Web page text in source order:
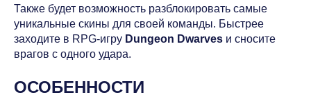
Также будет возможность разблокировать самые
уникальные скины для своей команды. Быстрее
заходите в RPG-игру Dungeon Dwarves и сносите
врагов с одного удара.
ОСОБЕННОСТИ